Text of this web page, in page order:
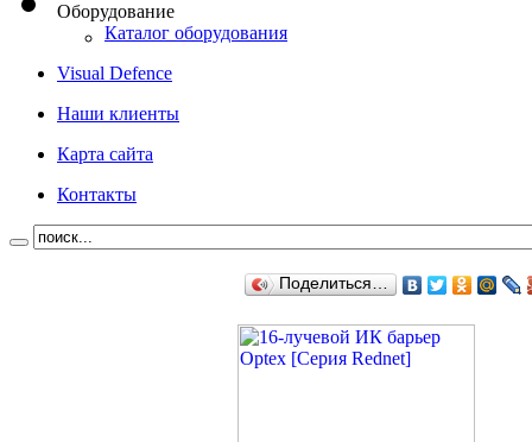
Оборудование
Каталог оборудования
Visual Defence
Наши клиенты
Карта сайта
Контакты
Поделиться…